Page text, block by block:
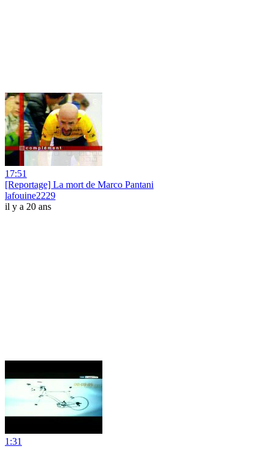
17:51
[Reportage] La mort de Marco Pantani
lafouine2229
il y a 20 ans
1:31